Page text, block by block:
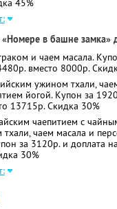
45%
в башне замка»
и чаем масала.
вместо 8000р.
ужином тхали,
йогой. Купон за
13715р.Скидка 30%
чаепитием с
чаем масала и
за 3120р. и доплата
30%